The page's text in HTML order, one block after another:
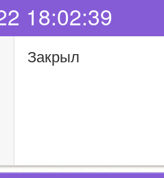
18:02:39
Закрыл